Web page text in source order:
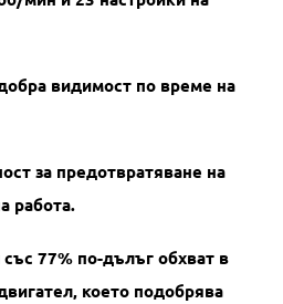
видимост по време на
за предотвратяване на
работа.
77% по-дълъг обхват в
което подобрява